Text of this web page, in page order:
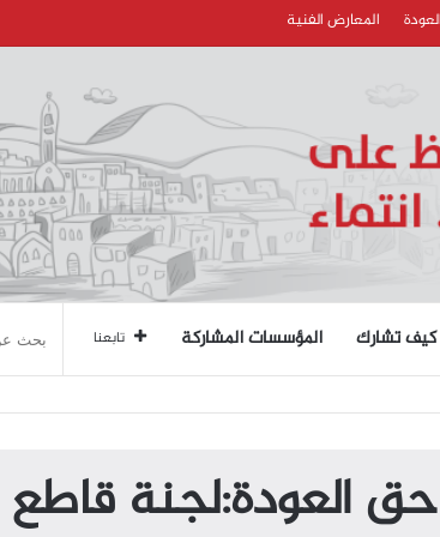
المعارض الفنية
كيف تشارك المؤسسات المشاركة تابعنا